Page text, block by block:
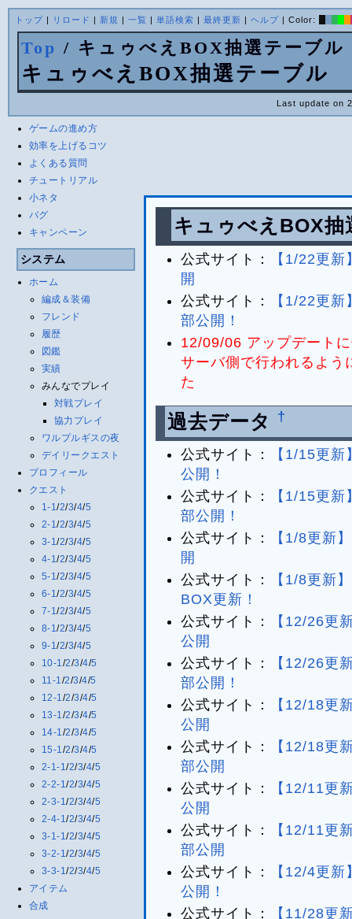
トップ| リロード | 新規 | 一覧 | 単語検索 | 最終更新 | ヘルプ| Color:
Top / キュゥべえBOX抽選テーブル
キュゥべえBOX抽選テーブル
Last update on
ゲームの進め方
効率を上げるコツ
よくある質問
チュートリアル
小ネタ
バグ
キャンペーン
システム
ホーム
編成＆装備
フレンド
履歴
図鑑
実績
みんなでプレイ
対戦プレイ
協力プレイ
ワルプルギスの夜
デイリークエスト
プロフィール
クエスト
1-1/2/3/4/5
2-1/2/3/4/5
3-1/2/3/4/5
4-1/2/3/4/5
5-1/2/3/4/5
6-1/2/3/4/5
7-1/2/3/4/5
8-1/2/3/4/5
9-1/2/3/4/5
10-1 /2/3/4/5
11-1 /2/3/4/5
12-1 /2/3/4/5
13-1 /2/3/4/5
14-1 /2/3/4/5
15-1 /2/3/4/5
2-1-1/2/3/4/5
2-2-1/2/3/4/5
2-3-1/2/3/4/5
2-4-1/2/3/4/5
3-1-1/2/3/4/5
3-2-1/2/3/4/5
3-3-1/2/3/4/5
アイテム
合成
キュゥべえBOX
公式サイト：
【1/22更
開
公式サイト：
【1/22更
部公開！
12/09/06 アップデート
サーバ側で行われるよう
た
過去データ †
公式サイト：
【1/15更
公開！
公式サイト：
【1/15更
部公開！
公式サイト：
【1/8更新
開
公式サイト：
【1/8更新
BOX更新！
公式サイト：
【12/26更
公開
公式サイト：
【12/26更
部公開！
公式サイト：
【12/18更
公開
公式サイト：
【12/18更
部公開
公式サイト：
【12/11更
公開
公式サイト：
【12/11更
部公開
公式サイト：
【12/4更
公開！
公式サイト：
【11/28更